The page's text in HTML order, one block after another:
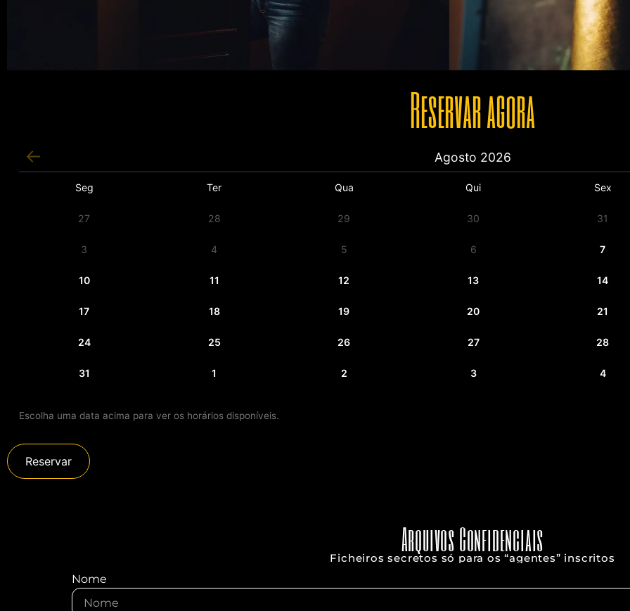
Reservar agora
Agosto 2026
Seg Ter Qua Qui Sex
27 28 29 30 31
3 4 5 6 7
10 11 12 13 14
17 18 19 20 21
24 25 26 27 28
31 1 2 3 4
Escolha uma data acima para ver os horários disponíveis.
Reservar
Arquivos Confidenciais
Ficheiros secretos só para os “agentes” inscritos
Nome